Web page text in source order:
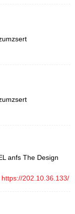
anfs The Design
https://202.10.36.133/